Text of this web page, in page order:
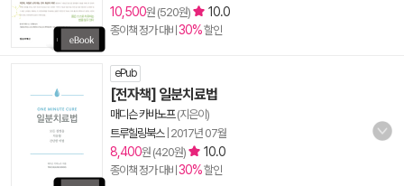
10,500원 (520원) 10.0
종이책 정가 대비 30%할인
ePub
[전자책] 일분치료법
매디슨 카바노프(지은이)
트루힐링북스| 2017년 07월
8,400원 (420원) 10.0
종이책 정가 대비 30%할인